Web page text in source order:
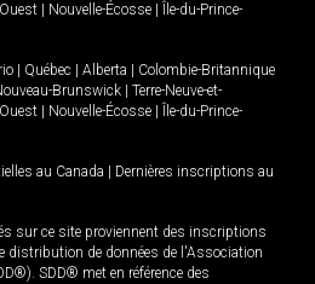
Nouvelle-Écosse
Île-du-Prince-
Québec Alberta
Colombie-Britannique
Brunswick
Terre-Neuve-et-
Nouvelle-Écosse
Île-du-Prince-
au Canada
Dernières inscriptions au
sur ce site proviennent des inscriptions
distribution de données de l'Association
SDD® met en référence des